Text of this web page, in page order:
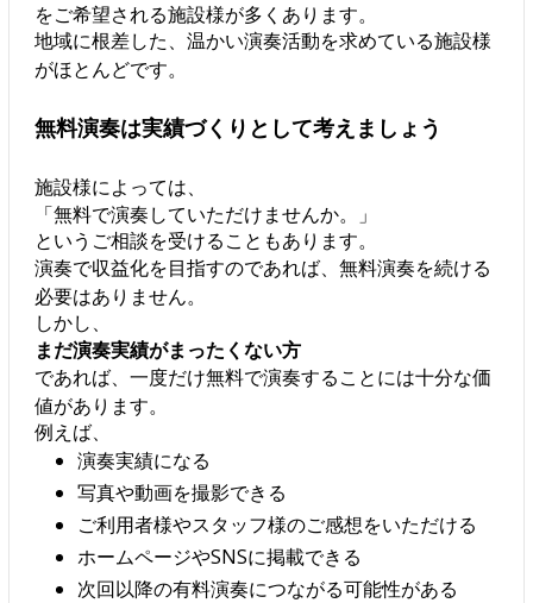
をご希望される施設様が多くあります。
地域に根差した、温かい演奏活動を求めている施設様
がほとんどです。
無料演奏は実績づくりとして考えましょう
施設様によっては、
「無料で演奏していただけませんか。」
というご相談を受けることもあります。
演奏で収益化を目指すのであれば、無料演奏を続ける
必要はありません。
しかし、
まだ演奏実績がまったくない方
であれば、一度だけ無料で演奏することには十分な価
値があります。
例えば、
演奏実績になる
写真や動画を撮影できる
ご利用者様やスタッフ様のご感想をいただける
ホームページやSNSに掲載できる
次回以降の有料演奏につながる可能性がある